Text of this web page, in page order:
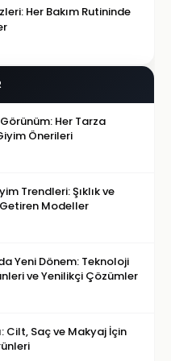
Her Bakım Rutininde
Her Tarza
Önerileri
Trendleri: Şıklık ve
Modeller
Yeni Dönem: Teknoloji
ve Yenilikçi Çözümler
Cilt, Saç ve Makyaj İçin